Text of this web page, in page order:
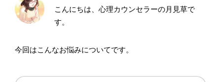
こんにちは、心理カウンセラーの月見草で
す。
今回はこんなお悩みについてです。